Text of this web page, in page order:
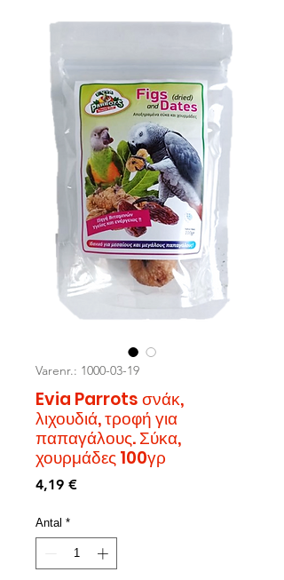
Varenr.: 1000-03-19
Evia Parrots σνάκ,
λιχουδιά, τροφή για
παπαγάλους. Σύκα,
χουρμάδες 100γρ
4,19 €Pris
Antal *